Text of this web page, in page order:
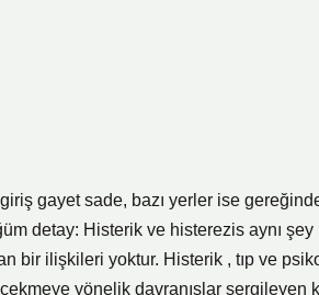
gayet sade, bazı yerler ise
detay: Histerik ve histerezis aynı
bir ilişkileri yoktur. Histerik , tıp ve
yönelik davranışlar sergileyen